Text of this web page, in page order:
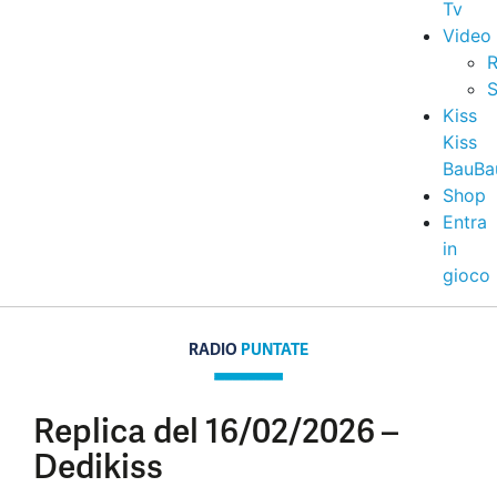
Tv
Video
Kiss
Kiss
Shop
Entra
in
gioco
RADIO PUNTATE
Replica del 16/02/2026 –
Dedikiss